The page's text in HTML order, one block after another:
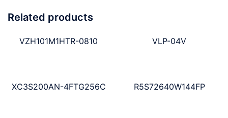
Related products
VZH101M1HTR-0810 VLP-04V
XC3S200AN-4FTG256C R5S72640W144FP